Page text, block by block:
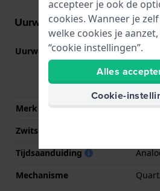
Uurwerk informatie
Uurwerk nr. 762
Merk uurwerk
Zwitsers uurwerk
Tijdsaanduiding
Mechanisme
accepteer je ook de
cookies. Wanneer je
welke cookies je
“cookie instellingen”.
Alles
Cookie-